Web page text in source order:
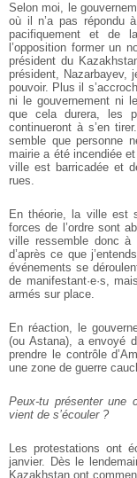
Selon moi, le
où il n’a pas répondu
pacifiquement et de
l’opposition former un
président du
président, Nazarbayev,
pouvoir. Plus il
ni le gouvernement ni
que cela durera, les
continueront à s’en
semble que personne
mairie a été incendiée
ville est barricadée et
rues.
En théorie, la ville est
forces de l’ordre sont
ville ressemble donc à
d’après ce que
événements se
de manifestant·e·s,
armés sur place.
En réaction, le
(ou Astana), a envoyé
prendre le contrôle
une zone de guerre
Peux-tu présenter une
vient de s’écouler ?
Les protestations ont
janvier. Dès le
Kazakhstan ont